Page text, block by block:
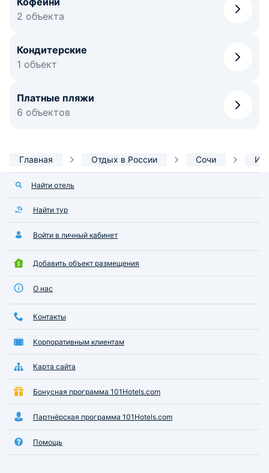
2 объекта
Кондитерские
1 объект
Платные пляжи
6 объектов
Главная Отдых в России Сочи
Найти отель
Найти тур
Войти в личный кабинет
Добавить объект размещения
О нас
Контакты
Корпоративным клиентам
Карта сайта
Бонусная программа 101Hotels.com
Партнёрская программа 101Hotels.com
Помощь